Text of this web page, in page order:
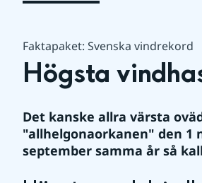
Faktapaket: Svenska vindrekord
Högsta
Det kanske allra värsta
"allhelgonaorkanen" den 1
september samma år så